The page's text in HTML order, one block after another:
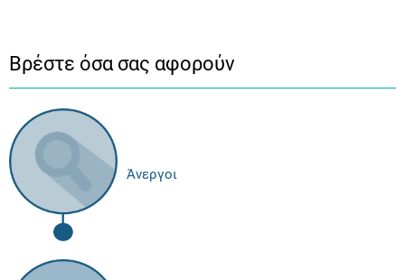
Βρέστε όσα σας αφορούν
Άνεργοι